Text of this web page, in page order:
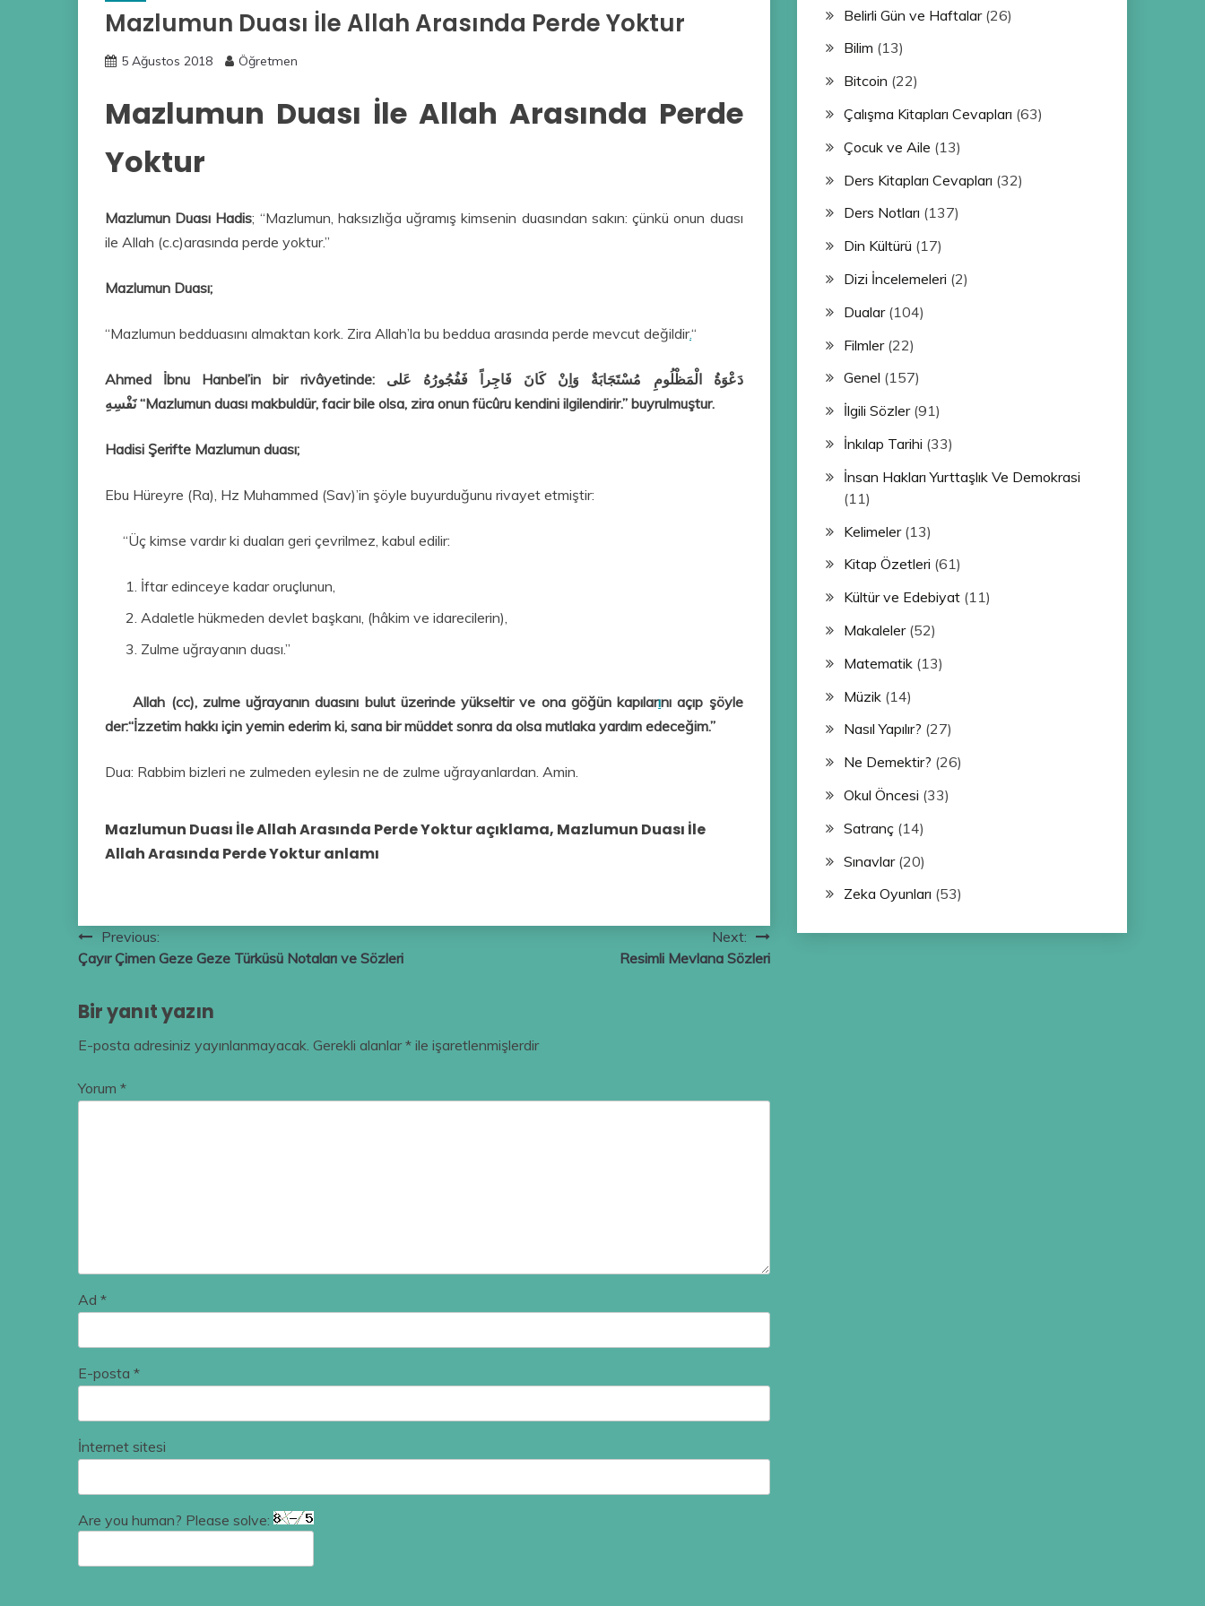
Mazlumun Duası İle Allah Arasında Perde Yoktur
5 Ağustos 2018 Öğretmen
Mazlumun Duası İle Allah Arasında Perde
Yoktur
Mazlumun Duası Hadis; “Mazlumun, haksızlığa uğramış kimsenin duasından sakın: çünkü onun duası
ile Allah (c.c)arasında perde yoktur.”
Mazlumun Duası;
“Mazlumun bedduasını almaktan kork. Zira Allah’la bu beddua arasında perde mevcut değildir.“
Ahmed İbnu Hanbel’in bir rivâyetinde: دَعْوَةُ الْمَظْلُومِ مُسْتَجَابَةٌ وَاِنْ كَانَ فَاجِراً فَفُجُورُهُ عَلى
نَفْسِهِ “Mazlumun duası makbuldür, facir bile olsa, zira onun fücûru kendini ilgilendirir.” buyrulmuştur.
Hadisi Şerifte Mazlumun duası;
Ebu Hüreyre (Ra), Hz Muhammed (Sav)’in şöyle buyurduğunu rivayet etmiştir:
“Üç kimse vardır ki duala­rı geri çevrilmez, kabul edi­lir:
İftar edinceye kadar oruçlunun,
Adaletle hükmeden devlet başkanı, (hâkim ve idarecilerin),
Zulme uğrayanın dua­sı.”
Allah (cc), zulme uğrayanın dua­sını bulut üzerinde yükseltir ve ona göğün kapılarını açıp şöyle
der:“İzzetim hakkı için yemin ederim ki, sana bir müddet sonra da olsa mutlaka yardım edece­ğim.”
Dua: Rabbim bizleri ne zulmeden eylesin ne de zulme uğrayanlardan. Amin.
Mazlumun Duası İle Allah Arasında Perde Yoktur açıklama, Mazlumun Duası İle
Allah Arasında Perde Yoktur anlamı
Yazı
gezinmesi
Previous:
Çayır Çimen Geze Geze Türküsü Notaları ve Sözleri
Next:
Resimli Mevlana Sözleri
Bir yanıt yazın
E-posta adresiniz yayınlanmayacak. Gerekli alanlar* ile işaretlenmişlerdir
Yorum *
Ad *
E-posta *
İnternet sitesi
Are you human? Please solve:
Belirli Gün ve Haftalar(26)
Bilim (13)
Bitcoin (22)
Çalışma Kitapları Cevapları (63)
Çocuk ve Aile (13)
Ders Kitapları Cevapları (32)
Ders Notları (137)
Din Kültürü (17)
Dizi İncelemeleri (2)
Dualar(104)
Filmler(22)
Genel (157)
İlgili Sözler(91)
İnkılap Tarihi (33)
İnsan Hakları Yurttaşlık Ve Demokrasi
(11)
Kelimeler(13)
Kitap Özetleri (61)
Kültür ve Edebiyat(11)
Makaleler(52)
Matematik(13)
Müzik(14)
Nasıl Yapılır? (27)
Ne Demektir? (26)
Okul Öncesi (33)
Satranç(14)
Sınavlar(20)
Zeka Oyunları (53)